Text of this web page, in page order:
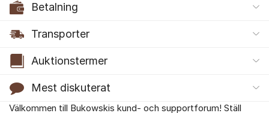
Betalning
Transporter
Auktionstermer
Mest diskuterat
Välkommen till Bukowskis kund- och supportforum! Ställ